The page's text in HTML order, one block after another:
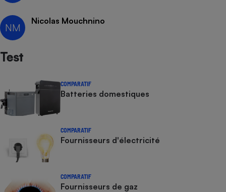
NM
Nicolas Mouchnino
Test
COMPARATIF
Batteries domestiques
COMPARATIF
Fournisseurs d'électricité
COMPARATIF
Fournisseurs de gaz